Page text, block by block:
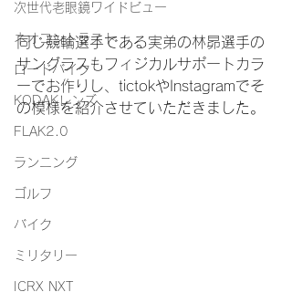
次世代老眼鏡ワイドビュー
ネオコントラスト
ロードバイク
KODAKレンズ
FLAK2.0
ランニング
ゴルフ
バイク
ミリタリー
ICRX NXT
同じ競輪選手である実弟の林昴選手の
サングラスもフィジカルサポートカラ
ーでお作りし、tictokやInstagramでそ
の模様を紹介させていただきました。